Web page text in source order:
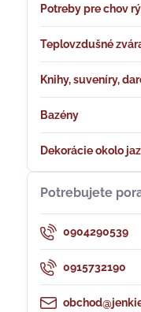
Potreby pre chov
Teplovzdušné
Knihy, suveníry,
Bazény
Dekorácie okolo
Potrebujete
0904290539
0915732190